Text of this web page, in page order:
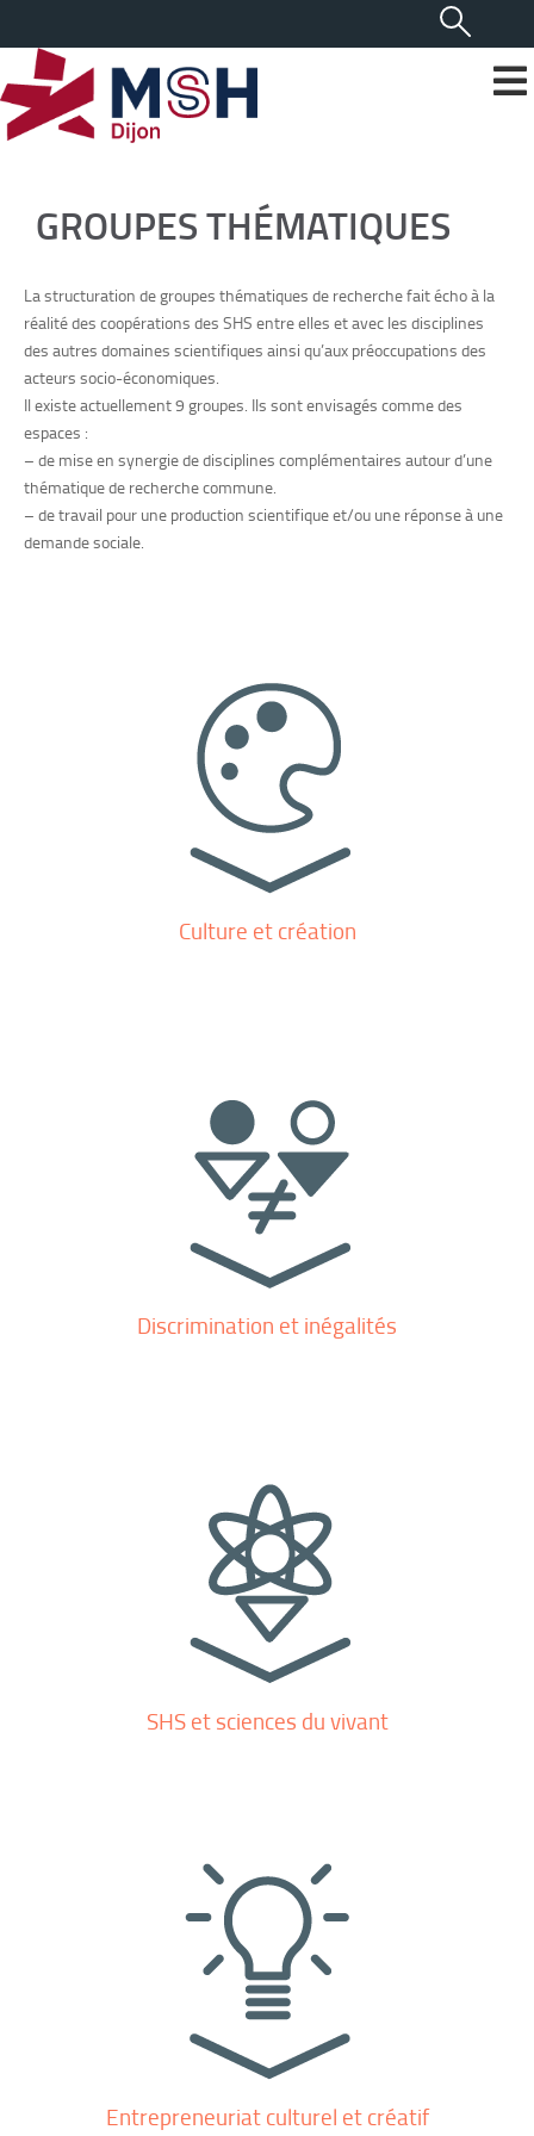
GROUPES THÉMATIQUES
La structuration de groupes thématiques de recherche fait écho à la
réalité des coopérations des SHS entre elles et avec les disciplines
des autres domaines scientifiques ainsi qu’aux préoccupations des
acteurs socio-économiques.
Il existe actuellement 9 groupes. Ils sont envisagés comme des
espaces :
– de mise en synergie de disciplines complémentaires autour d’une
thématique de recherche commune.
– de travail pour une production scientifique et/ou une réponse à une
demande sociale.
Culture et création
Discrimination et inégalités
SHS et sciences du vivant
Entrepreneuriat culturel et créatif